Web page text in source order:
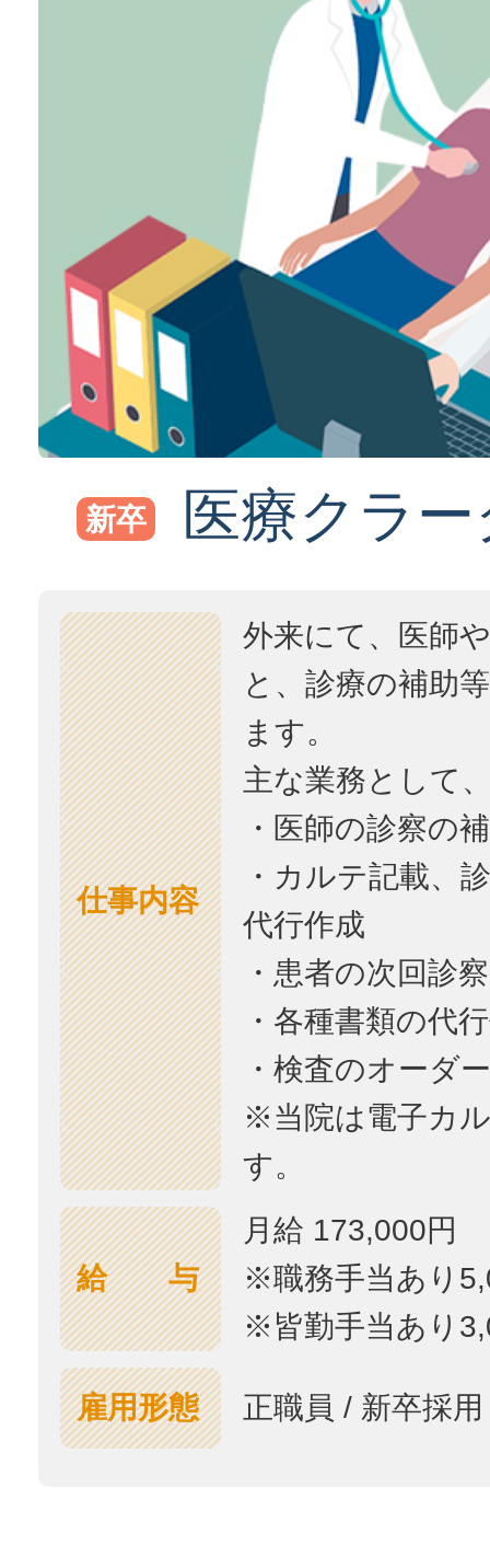
新卒 医療クラ
仕事内容
外来にて、医師
と、診療の補助
ます。
主な業務として
・医師の診察の
・カルテ記載、
代行作成
・患者の次回診
・各種書類の代
・検査のオーダ
※当院は電子カ
す。
給 与
月給 173,000円
※職務手当あり
※皆勤手当あり
雇用形態 正職員 / 新卒採用